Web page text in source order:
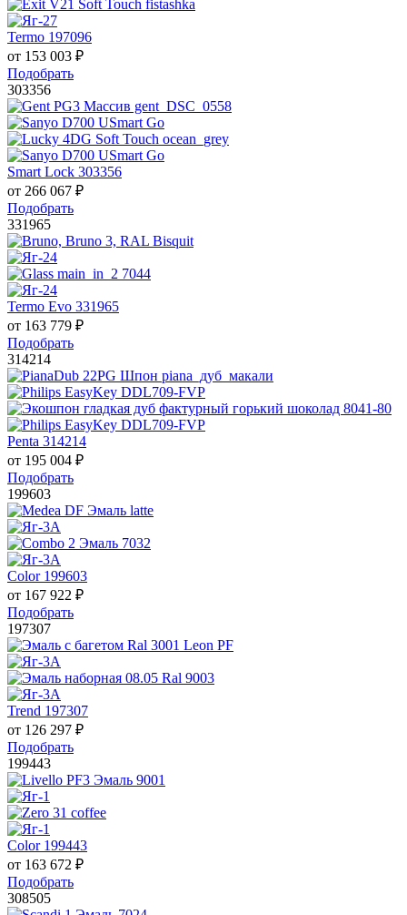
Termo 197096
от 153 003 ₽
Подобрать
303356
Smart Lock 303356
от 266 067 ₽
Подобрать
331965
Termo Evo 331965
от 163 779 ₽
Подобрать
314214
Penta 314214
от 195 004 ₽
Подобрать
199603
Color 199603
от 167 922 ₽
Подобрать
197307
Trend 197307
от 126 297 ₽
Подобрать
199443
Color 199443
от 163 672 ₽
Подобрать
308505